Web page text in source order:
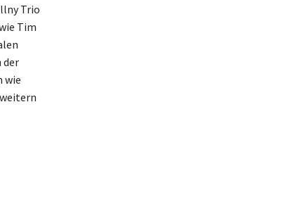
Trio
Tim
der
wie